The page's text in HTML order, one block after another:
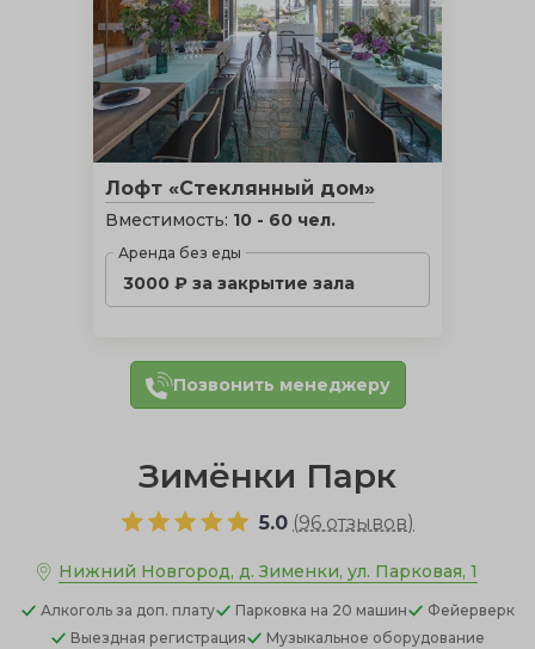
Лофт «Стеклянный дом»
Вместимость: 10 - 60 чел.
Аренда без еды
3000 ₽ за закрытие зала
Позвонить менеджеру
Зимёнки Парк
5.0 (96 отзывов)
Нижний Новгород, д. Зименки, ул. Парковая, 1
Алкоголь за доп. плату Парковка на 20 машин
Фейерверк
Выездная регистрация
Музыкальное оборудование